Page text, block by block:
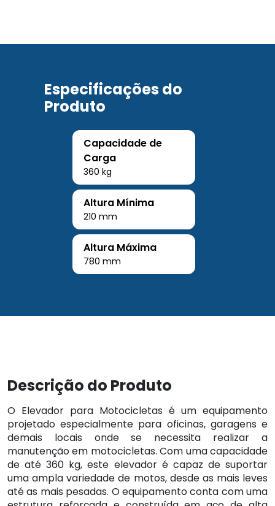
Especificações do
Produto
Capacidade de
Carga
360 kg
Altura Mínima
210 mm
Altura Máxima
780 mm
Descrição do Produto
O Elevador para Motocicletas é um equipamento
projetado especialmente para oficinas, garagens e
demais locais onde se necessita realizar a
manutenção em motocicletas. Com uma capacidade
de até 360 kg, este elevador é capaz de suportar
uma ampla variedade de motos, desde as mais leves
até as mais pesadas. O equipamento conta com uma